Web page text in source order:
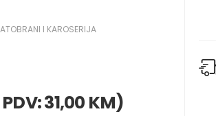
I KAROSERIJA
31,00 KM)